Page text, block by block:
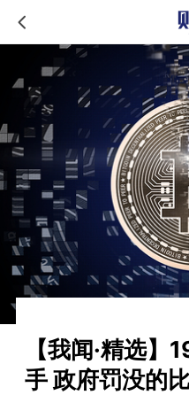
【我闻·精选
手 政府罚没的